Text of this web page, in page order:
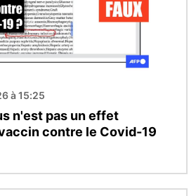
à 15:25
n'est pas un effet
contre le Covid-19